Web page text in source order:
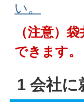
い。
（注意）
できます。
1 会社に